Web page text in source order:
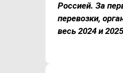
Россией. За
перевозки,
весь 2024 и